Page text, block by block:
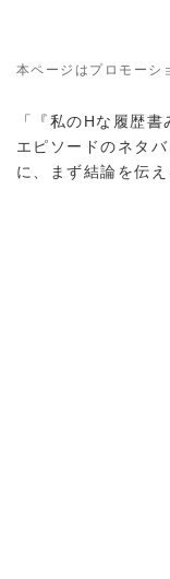
本ページはプロモーシ
「『私のHな履歴
エピソードのネタ
に、まず結論を伝え